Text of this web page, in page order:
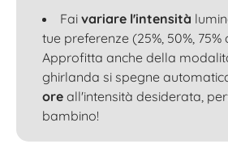
Fai variare l'intensità
tue preferenze (25%, 50%, 75%
Approfitta anche della
ghirlanda si spegne
ore all'intensità desiderata,
bambino!